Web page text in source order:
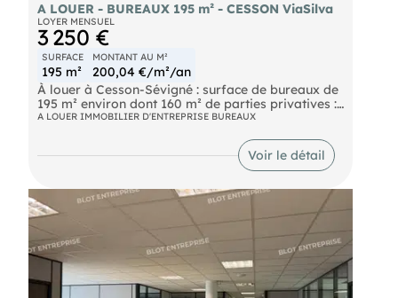
A LOUER - BUREAUX 195 m² - CESSON ViaSilva
LOYER MENSUEL
3 250 €
SURFACE
195 m²
MONTANT AU M²
200,04 €/m²/an
À louer à Cesson-Sévigné : surface de bureaux de
195 m² environ dont 160 m² de parties privatives :
- Open-space
- Une salle de réunions avec terrasse de 35 m²
Ascenseur et accès PMR. Proximité immédiate de
la rocade et desservi par la ligne b et les bus
n°C1, E4, 70, 83. Accès direct aux 4 voies. Points
forts : terrasse pour vos collaborateurs I 3
stationnements en sous-sol (loyer en sus) I
climatisation I interphone, visiophone I proximité
services & commerces. Les informations sur les
risques naturels, miniers, ou technologiques,
auxquels ces biens sont exposés, sont disponibles
sur le site
A LOUER IMMOBILIER D'ENTREPRISE BUREAUX
Voir le détail